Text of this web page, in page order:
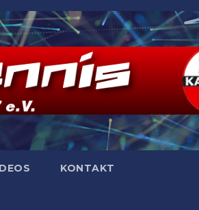
KONTAKT